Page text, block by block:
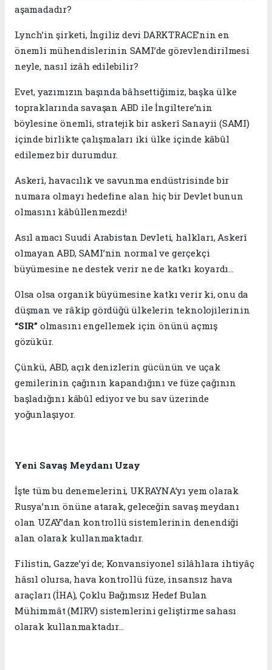
aşamadadır?
Lynch’in şirketi, İngiliz devi DARKTRACE’nin en
önemli mühendislerinin SAMI’de görevlendirilmesi
neyle, nasıl izâh edilebilir?
Evet, yazımızın başında bâhsettiğimiz, başka ülke
topraklarında savaşan ABD ile İngiltere’nin
böylesine önemli, stratejik bir askerî Sanayii (SAMI)
içinde birlikte çalışmaları iki ülke içinde kâbûl
edilemez bir durumdur.
Askerî, havacılık ve savunma endüstrisinde bir
numara olmayı hedefine alan hiç bir Devlet bunun
olmasını kâbûllenmezdi!
Asıl amacı Suudi Arabistan Devleti, halkları, Askerî
olmayan ABD, SAMI’nin normal ve gerçekçi
büyümesine ne destek verir ne de katkı koyardı...
Olsa olsa organik büyümesine katkı verir ki, onu da
düşman ve râkîp gördüğü ülkelerin teknolojilerinin
“SIR” olmasını engellemek için önünü açmış
gözükür.
Çünkü, ABD, açık denizlerin gücünün ve uçak
gemilerinin çağının kapandığını ve füze çağının
başladığını kâbûl ediyor ve bu sav üzerinde
yoğunlaşıyor.
Yeni Savaş Meydanı Uzay
İşte tüm bu denemelerini, UKRAYNA’yı yem olarak
Rusya’nın önüne atarak, geleceğin savaş meydanı
olan UZAY’dan kontrollü sistemlerinin denendiği
alan olarak kullanmaktadır.
Filistin, Gazze’yi de; Konvansiyonel silâhlara ihtiyâç
hâsıl olursa, hava kontrollü füze, insansız hava
araçları (İHA), Çoklu Bağımsız Hedef Bulan
Mühimmât (MIRV) sistemlerini geliştirme sahası
olarak kullanmaktadır...